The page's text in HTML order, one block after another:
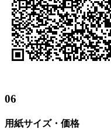
06
用紙サイズ・価格